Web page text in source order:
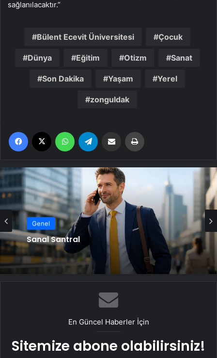
sağlanılacaktır.”
Bülent Ecevit Üniversitesi Çocuk
Dünya Eğitim Otizm Sanat
Son Dakika Yaşam Yerel
zonguldak
Facebook WhatsApp Email'den paylaş
Genel
Sanal Santral
En Güncel Haberler İçin
Sitemize abone olabilirsiniz!